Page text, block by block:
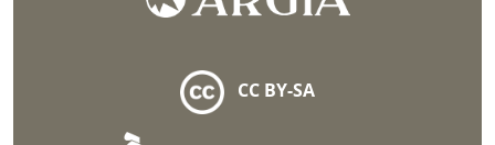
CC BY-SA